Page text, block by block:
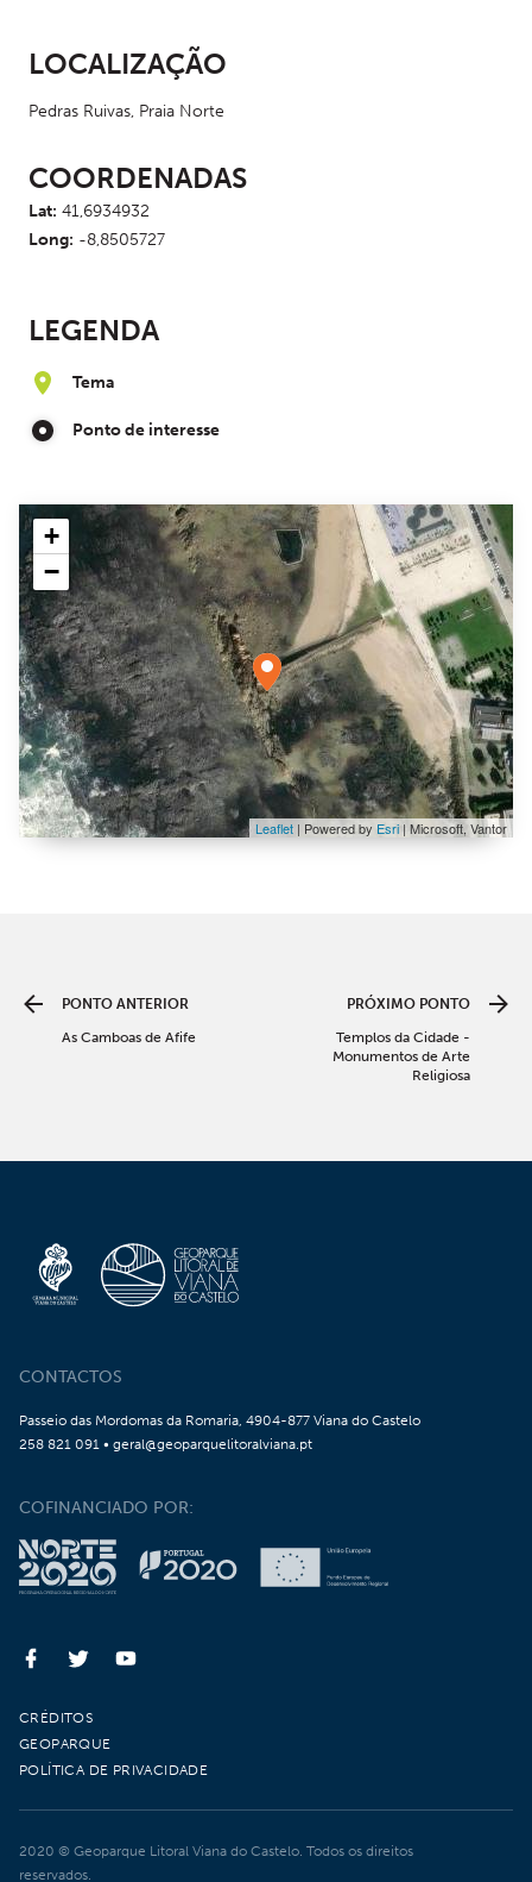
LOCALIZAÇÃO
Pedras Ruivas, Praia Norte
COORDENADAS
Lat: 41,6934932
Long: -8,8505727
LEGENDA
Tema
Ponto de interesse
+
−
Leaflet | Powered by Esri | Microsoft, Vantor
PONTO ANTERIOR
As Camboas de Afife
PRÓXIMO PONTO
Templos da Cidade -
Monumentos de Arte
Religiosa
CONTACTOS
Passeio das Mordomas da Romaria, 4904-877 Viana do Castelo
258 821 091 • geral@geoparquelitoralviana.pt
COFINANCIADO POR:
CRÉDITOS
GEOPARQUE
POLÍTICA DE PRIVACIDADE
2020 © Geoparque Litoral Viana do Castelo. Todos os direitos
reservados.